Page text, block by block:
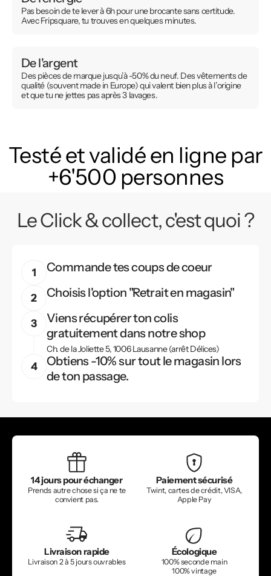
Pas besoin de te lever à 6h pour une brocante sans certitude.
Avec Fripsquare, tu trouves en quelques minutes.
De l'argent
Des pièces de marque jusqu’à -50% du neuf. Des vêtements de
qualité (souvent made in Europe) qui valent bien plus à l’origine
et que tu ne jettes pas après 3 lavages.
Testé et validé en ligne par
+6'500 personnes
Le Click & collect, c'est quoi ?
Commande tes coups de coeur
Choisis l'option "Retrait en magasin"
Viens récupérer ton colis
gratuitement dans notre shop
Ch. de la Joliette 5, 1006 Lausanne (arrêt Délices)
Obtiens -10% sur tout le magasin lors
de ton passage.
14 jours pour échanger
Prends autre chose si ça ne te
convient pas.
Paiement sécurisé
Twint, cartes de crédit, VISA,
Apple Pay
Livraison rapide
Livraison 2 à 5 jours ouvrables
Écologique
100% seconde main
100% vintage